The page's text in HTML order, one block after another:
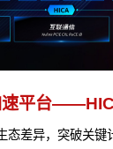
速平台
态差异，突破关键